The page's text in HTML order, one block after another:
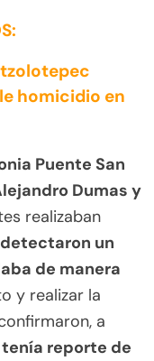
homicidio en
Puente San
Dumas y
realizaban
detectaron un
de manera
y realizar la
a
reporte de